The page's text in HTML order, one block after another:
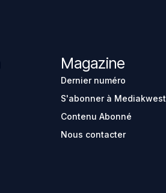
Magazine
Dernier numéro
S'abonner à Mediakwest
Contenu Abonné
Nous contacter